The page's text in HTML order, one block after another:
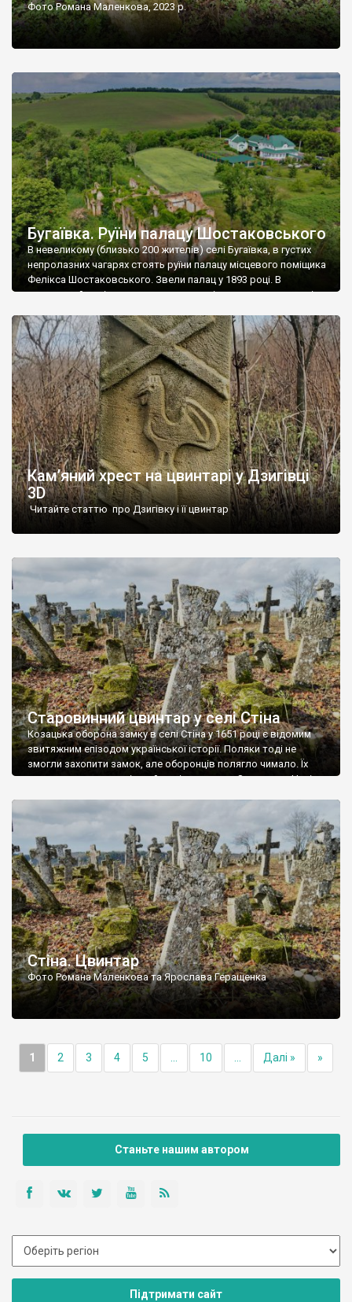
Фото Романа Маленкова, 2023 р.
Бугаївка. Руїни палацу Шостаковського
В невеликому (близько 200 жителів) селі Бугаївка, в густих
непролазних чагарях стоять руїни палацу місцевого поміщика
Фелікса Шостаковського. Звели палац у 1893 році. В
радянський період у ньому спочатку містилася школа, потім
століття тут розмістили туберкульозну лікарню. Коли із
палацу виїхала лікарня – ми точно не […]
Кам’яний хрест на цвинтарі у Дзигівці
3D
Читайте статтю про Дзигівку і її цвинтар
Старовинний цвинтар у селі Стіна
Козацька оборона замку в селі Стіна у 1651 році є відомим
звитяжним епізодом української історії. Поляки тоді не
змогли захопити замок, але оборонців полягло чимало. Їх
поховали на цвинтарі, який тоді називався Замковим. Нині на
ньому чимало хрестів 19 століття, є такі, де епітафії стер […]
Стіна. Цвинтар
Фото Романа Маленкова та Ярослава Геращенка
1 2 3 4 5 10 Далі » »
Станьте нашим автором
Підтримати сайт